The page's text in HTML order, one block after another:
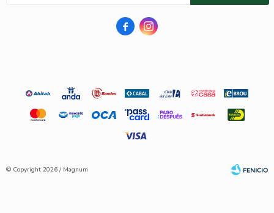
 
© Copyright 2026 / Magnum